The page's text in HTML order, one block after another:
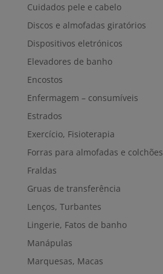
Cuidados pele e cabelo
Discos e almofadas giratórios
Dispositivos eletrónicos
Elevadores de banho
Encostos
Enfermagem – consumíveis
Estrados
Exercício, Fisioterapia
Forras para almofadas e colchões
Fraldas
Gruas de transferência
Lenços, Turbantes
Lingerie, Fatos de banho
Manápulas
Marquesas, Macas